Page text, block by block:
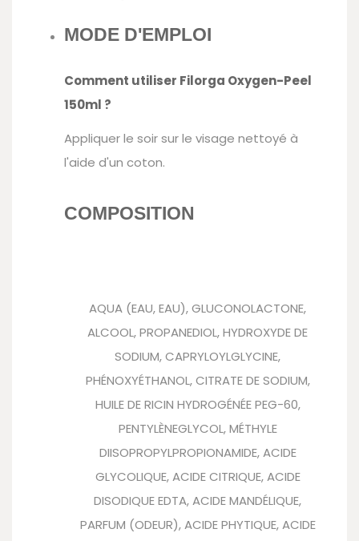
MODE D'EMPLOI
Comment utiliser Filorga Oxygen-Peel
150ml ?
Appliquer le soir sur le visage nettoyé à
l'aide d'un coton.
COMPOSITION
AQUA (EAU, EAU), GLUCONOLACTONE,
ALCOOL, PROPANEDIOL, HYDROXYDE DE
SODIUM, CAPRYLOYLGLYCINE,
PHÉNOXYÉTHANOL, CITRATE DE SODIUM,
HUILE DE RICIN HYDROGÉNÉE PEG-60,
PENTYLÈNEGLYCOL, MÉTHYLE
DIISOPROPYLPROPIONAMIDE, ACIDE
GLYCOLIQUE, ACIDE CITRIQUE, ACIDE
DISODIQUE EDTA, ACIDE MANDÉLIQUE,
PARFUM (ODEUR), ACIDE PHYTIQUE, ACIDE